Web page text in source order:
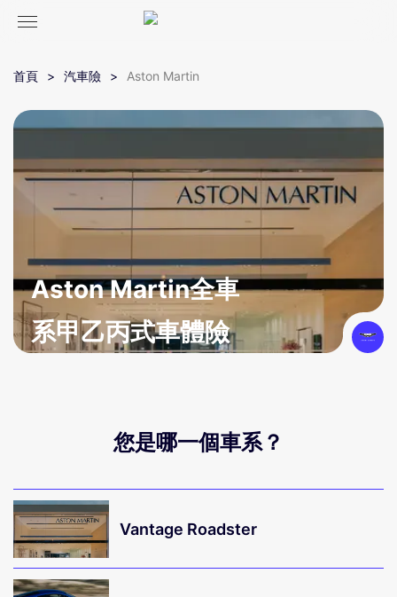
首頁 汽車險 Aston Martin
Aston Martin全車
系甲乙丙式車體險
您是哪一個車系？
Vantage Roadster